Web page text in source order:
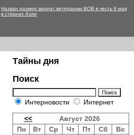
Назван размер выплат ветеранам ВОВ в честь 9 мая
в странах Азии
Тайны дня
Поиск
Интерновости Интернет
<<
Август 2026
Пн
Вт Ср Чт Пт Сб
Вс